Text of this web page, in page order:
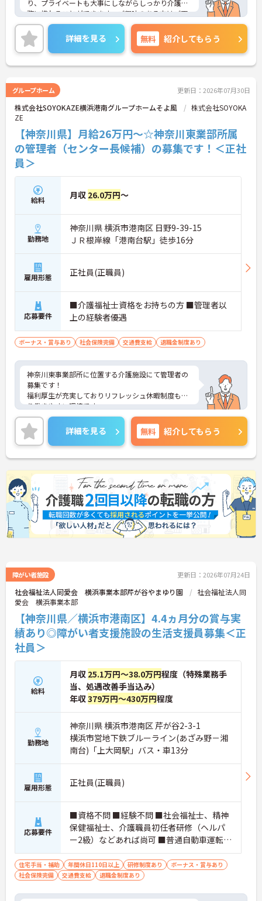
り、プライベートも大事にしながらしっかり介護業
務に携わることができます。ご興味のある方はご面
接ポイントお伝えしますのでご気軽にお問い合わせ
ください。
詳細を見る 無料 紹介してもらう
グループホーム 更新日：2026年07月30日
株式会社SOYOKAZE横浜港南グループホームそよ風
株式会社SOYOKA
ZE
【神奈川県】月給26万円～☆神奈川東業部所属
の管理者（センター長候補）の募集です！＜正社
員＞
給料 月収 26.0万円～
勤務地
神奈川県 横浜市港南区 日野9-39-15
ＪＲ根岸線「港南台駅」徒歩16分
雇用形態 正社員(正職員)
応募要件
■介護福祉士資格をお持ちの方 ■管理者以
上の経験者優遇
ボーナス・賞与あり 社会保険完備 交通費支給 退職金制度あり
神奈川東事業部所に位置する介護施設にて管理者の
募集です！
福利厚生が充実しておりリフレッシュ休暇制度もあ
り働きやすい環境です。
ご興味ある方には、面接対策ポイントなど、さらに
詳細をお話しいたしますのでお気軽にご相談くださ
い！
詳細を見る 無料 紹介してもらう
障がい者施設 更新日：2026年07月24日
社会福祉法人同愛会 横浜事業本部芹が谷やまゆり園
社会福祉法人同
愛会 横浜事業本部
【神奈川県／横浜市港南区】4.4ヵ月分の賞与実
績あり◎障がい者支援施設の生活支援員募集＜正
社員＞
給料
月収 25.1万円～38.0万円程度（特殊業務手
当、処遇改善手当込み）
年収379万円～430万円程度
勤務地
神奈川県 横浜市港南区 芹が谷2-3-1
横浜市営地下鉄ブルーライン(あざみ野－湘
南台)「上大岡駅」バス・車13分
雇用形態 正社員(正職員)
応募要件
■資格不問 ■経験不問 ■社会福祉士、精神
保健福祉士、介護職員初任者研修（ヘルパ
ー2級）などあれば尚可 ■普通自動車運転免
許あれば尚可
住宅手当・補助 年間休日110日以上 研修制度あり
ボーナス・賞与あり
社会保険完備
交通費支給 退職金制度あり